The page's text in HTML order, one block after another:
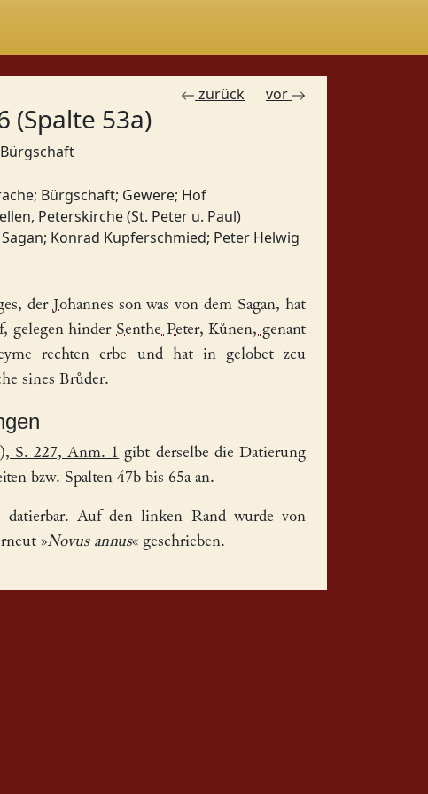
zurück vor
(Spalte 53a)
; Bürgschaft; Gewere; Hof
Peterskirche (St. Peter u. Paul)
; Konrad Kupferschmied; Peter Helwig
der Johannes son was von dem Sagan, hat
, gelegen hinder Senthe Peter,Kůnen, genant
rechten erbe und hat in gelobet zcu
sines Brůder.
S. 227, Anm. 1 gibt derselbe die Datierung
bzw. Spalten 47b bis 65a an.
datierbar. Auf den linken Rand wurde von
»Novus annus« geschrieben.